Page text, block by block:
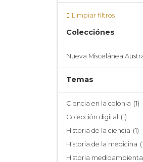
Limpiar filtros
Colecciónes
Nueva Miscelánea
Temas
Ciencia en la colonia (1)
Colección digital
(1)
Historia de la ciencia (1)
Historia de la medicina
Historia medioambiental